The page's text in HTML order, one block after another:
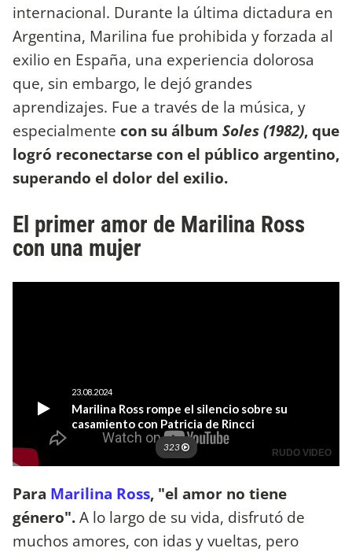
internacional. Durante la última dictadura en
Argentina, Marilina fue prohibida y forzada al
exilio en España, una experiencia dolorosa
que, sin embargo, le dejó grandes
aprendizajes. Fue a través de la música, y
especialmente con su álbum Soles (1982), que
logró reconectarse con el público argentino,
superando el dolor del exilio.
El primer amor de Marilina Ross
con una mujer
Para Marilina Ross, "el amor no tiene
género".A lo largo de su vida, disfrutó de
muchos amores, con idas y vueltas, pero